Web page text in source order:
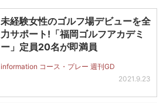
未経験女性のゴルフ場デビューを全
力サポート!「福岡ゴルフアカデミ
ー」定員20名が即満員
information コース・プレー 週刊GD
2021.9.23